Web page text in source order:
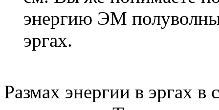
энергию ЭМ
эргах.
Размах энергии в эргах в